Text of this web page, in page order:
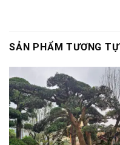
SẢN PHẨM TƯƠNG TỰ